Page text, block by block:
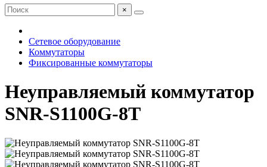
×
Сетевое оборудование
Коммутаторы
Фиксированные коммутаторы
Неуправляемый коммутатор
SNR-S1100G-8T